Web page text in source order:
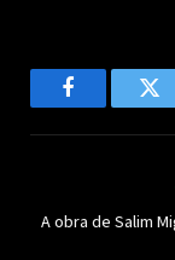
Facebook
A obra de Salim